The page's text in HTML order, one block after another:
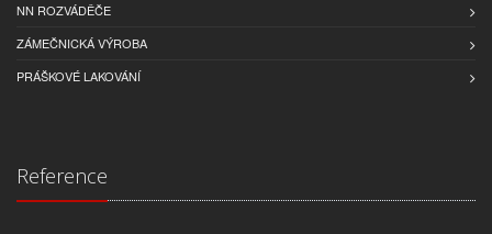
NN ROZVÁDĚČE
ZÁMEČNICKÁ VÝROBA
PRÁŠKOVÉ LAKOVÁNÍ
Reference